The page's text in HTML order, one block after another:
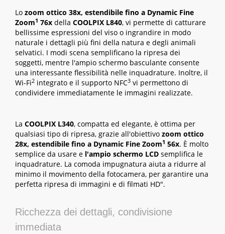
Lo zoom ottico 38x, estendibile fino a Dynamic Fine
Zoom1 76x della COOLPIX L840, vi permette di catturare
bellissime espressioni del viso o ingrandire in modo
naturale i dettagli più fini della natura e degli animali
selvatici. I modi scena semplificano la ripresa dei
soggetti, mentre l'ampio schermo basculante consente
una interessante flessibilità nelle inquadrature. Inoltre, il
Wi-Fi2 integrato e il supporto NFC3 vi permettono di
condividere immediatamente le immagini realizzate.
La COOLPIX L340, compatta ed elegante, è ottima per
qualsiasi tipo di ripresa, grazie all'obiettivo zoom ottico
28x, estendibile fino a Dynamic Fine Zoom1 56x. È molto
semplice da usare e l'ampio schermo LCD semplifica le
inquadrature. La comoda impugnatura aiuta a ridurre al
minimo il movimento della fotocamera, per garantire una
perfetta ripresa di immagini e di filmati HD".
Ricchezza dei dettagli, condivisione
immediata